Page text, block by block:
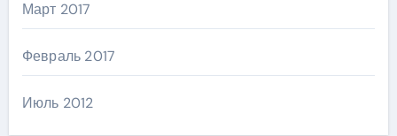
Март 2017
Февраль 2017
Июль 2012